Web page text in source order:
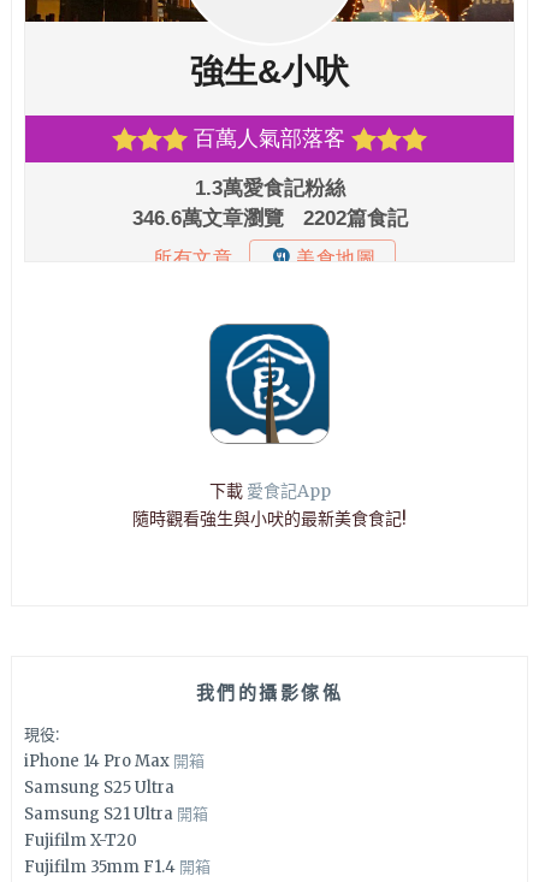
下載 愛食記App
隨時觀看強生與小吠的最新美食食記!
我們的攝影傢俬
現役:
iPhone 14 Pro Max 開箱
Samsung S25 Ultra
Samsung S21 Ultra 開箱
Fujifilm X-T20
Fujifilm 35mm F1.4 開箱